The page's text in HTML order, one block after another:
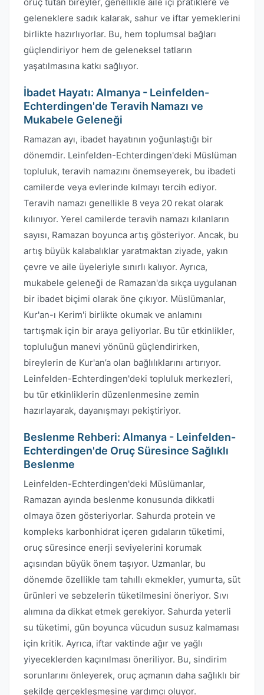
geleneklere sadık kalarak, sahur ve iftar yemeklerini
birlikte hazırlıyorlar. Bu, hem toplumsal bağları
güçlendiriyor hem de geleneksel tatların
yaşatılmasına katkı sağlıyor.
İbadet Hayatı: Almanya - Leinfelden-
Echterdingen'de Teravih Namazı ve
Mukabele Geleneği
Ramazan ayı, ibadet hayatının yoğunlaştığı bir
dönemdir. Leinfelden-Echterdingen'deki Müslüman
topluluk, teravih namazını önemseyerek, bu ibadeti
camilerde veya evlerinde kılmayı tercih ediyor.
Teravih namazı genellikle 8 veya 20 rekat olarak
kılınıyor. Yerel camilerde teravih namazı kılanların
sayısı, Ramazan boyunca artış gösteriyor. Ancak, bu
artış büyük kalabalıklar yaratmaktan ziyade, yakın
çevre ve aile üyeleriyle sınırlı kalıyor. Ayrıca,
mukabele geleneği de Ramazan'da sıkça uygulanan
bir ibadet biçimi olarak öne çıkıyor. Müslümanlar,
Kur'an-ı Kerim'i birlikte okumak ve anlamını
tartışmak için bir araya geliyorlar. Bu tür etkinlikler,
topluluğun manevi yönünü güçlendirirken,
bireylerin de Kur'an’a olan bağlılıklarını artırıyor.
Leinfelden-Echterdingen'deki topluluk merkezleri,
bu tür etkinliklerin düzenlenmesine zemin
hazırlayarak, dayanışmayı pekiştiriyor.
Beslenme Rehberi: Almanya - Leinfelden-
Echterdingen'de Oruç Süresince Sağlıklı
Beslenme
Leinfelden-Echterdingen'deki Müslümanlar,
Ramazan ayında beslenme konusunda dikkatli
olmaya özen gösteriyorlar. Sahurda protein ve
kompleks karbonhidrat içeren gıdaların tüketimi,
oruç süresince enerji seviyelerini korumak
açısından büyük önem taşıyor. Uzmanlar, bu
dönemde özellikle tam tahıllı ekmekler, yumurta, süt
ürünleri ve sebzelerin tüketilmesini öneriyor. Sıvı
alımına da dikkat etmek gerekiyor. Sahurda yeterli
su tüketimi, gün boyunca vücudun susuz kalmaması
için kritik. Ayrıca, iftar vaktinde ağır ve yağlı
yiyeceklerden kaçınılması öneriliyor. Bu, sindirim
sorunlarını önleyerek, oruç açmanın daha sağlıklı bir
şekilde gerçekleşmesine yardımcı oluyor.